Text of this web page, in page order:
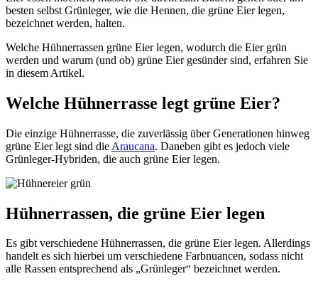
besten selbst Grünleger, wie die Hennen, die grüne Eier legen,
bezeichnet werden, halten.
Welche Hühnerrassen grüne Eier legen, wodurch die Eier grün
werden und warum (und ob) grüne Eier gesünder sind, erfahren Sie
in diesem Artikel.
Welche Hühnerrasse legt grüne Eier?
Die einzige Hühnerrasse, die zuverlässig über Generationen hinweg
grüne Eier legt sind die Araucana. Daneben gibt es jedoch viele
Grünleger-Hybriden, die auch grüne Eier legen.
Hühnerrassen, die grüne Eier legen
Es gibt verschiedene Hühnerrassen, die grüne Eier legen. Allerdings
handelt es sich hierbei um verschiedene Farbnuancen, sodass nicht
alle Rassen entsprechend als „Grünleger“ bezeichnet werden.